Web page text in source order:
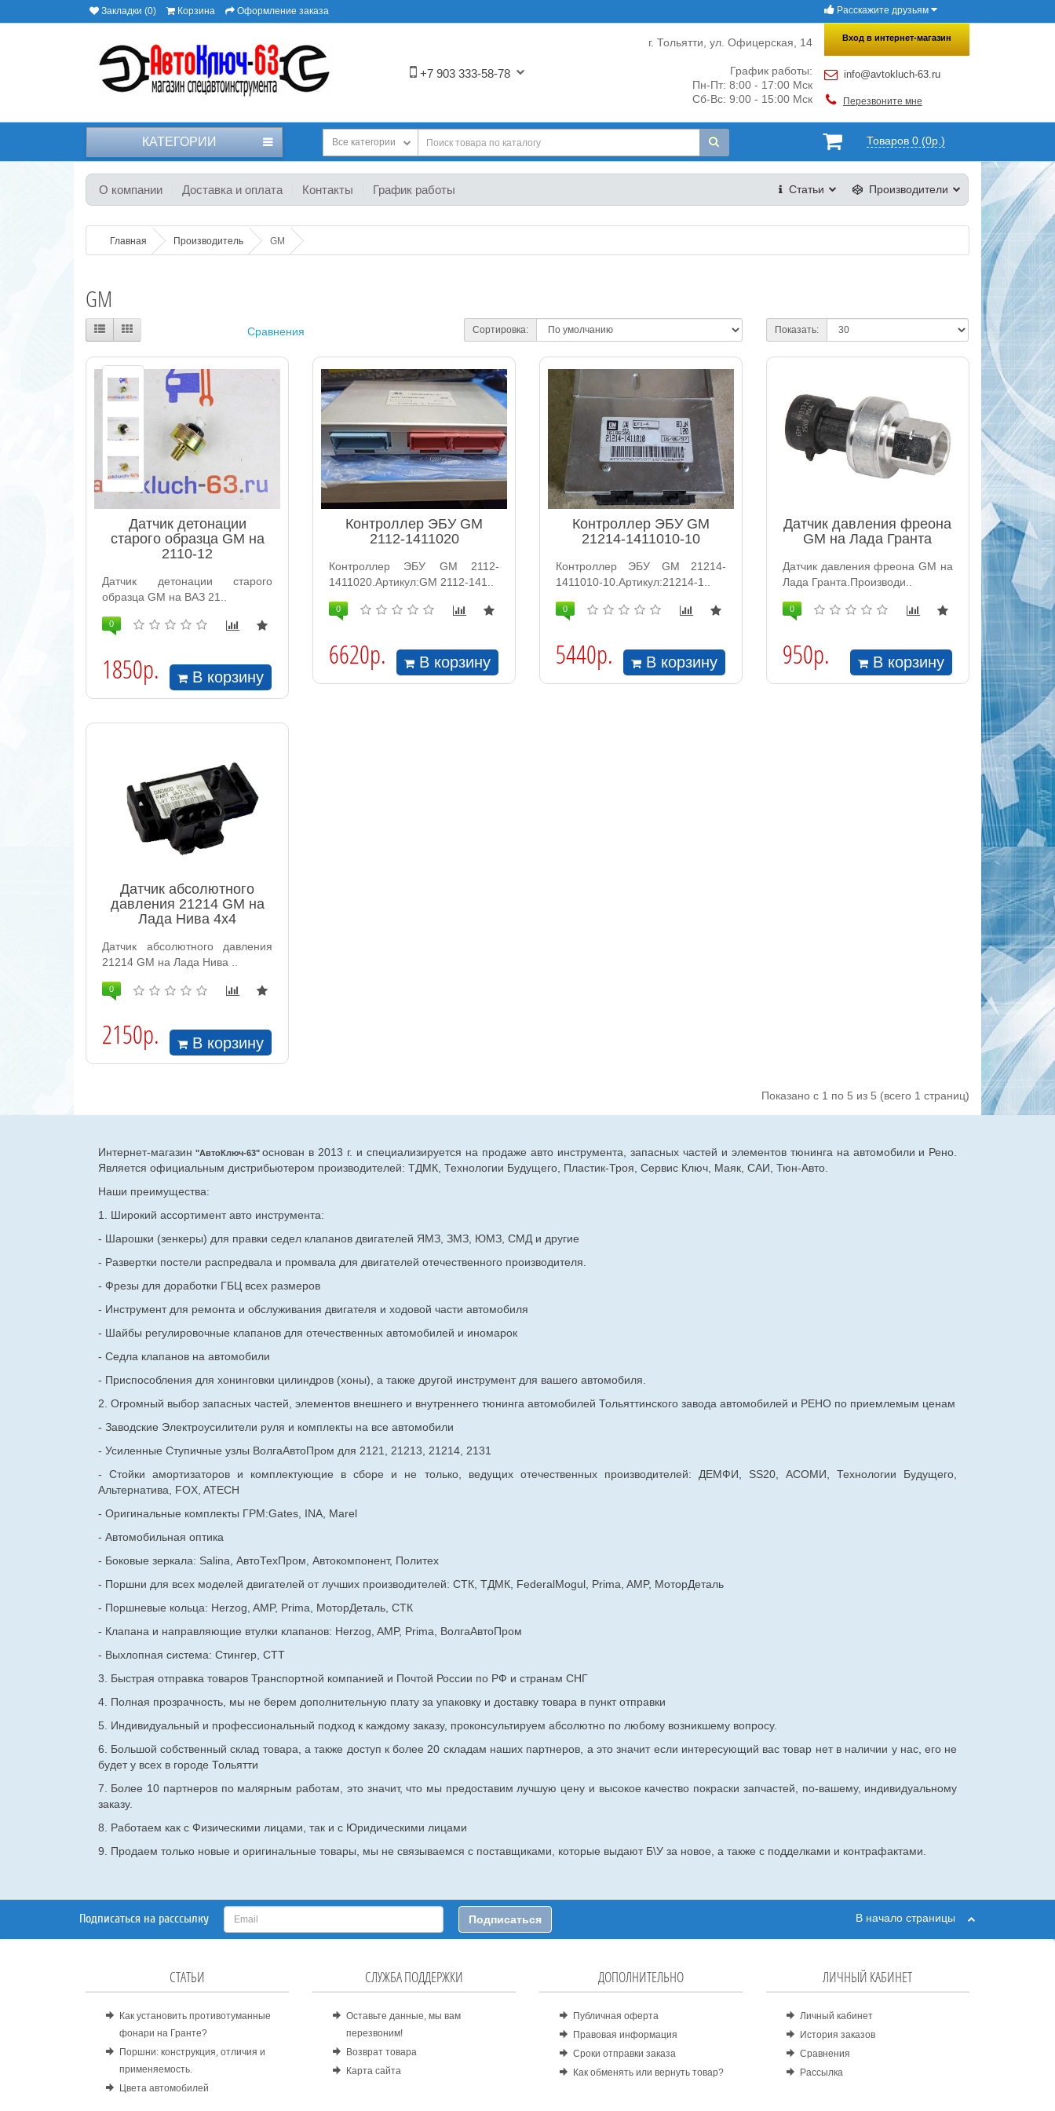
×
Закладки (0) Корзина Оформление заказа Расскажите друзьям
+7 903 333-58-78
Вход в интернет-магазин
info@avtokluch-63.ru
Перезвоните мне
г. Тольятти, ул. Офицерская, 14
График работы:
Пн-Пт: 8:00 - 17:00 Мск
Сб-Вс: 9:00 - 15:00 Мск
КАТЕГОРИИ Товаров 0 (0р.)
Все категории
О компании Доставка и оплата Контакты График работы Производители
Статьи
Главная Производитель GM
GM
Сравнения Сортировка: Показать:
Датчик детонации
старого образца GM на
2110-12
Датчик детонации старого
образца GM на ВАЗ 21..
0
1850р. В корзину
Контроллер ЭБУ GM
2112-1411020
Контроллер ЭБУ GM 2112-
1411020.Артикул:GM 2112-141..
0
6620р. В корзину
Контроллер ЭБУ GM
21214-1411010-10
Контроллер ЭБУ GM 21214-
1411010-10.Артикул:21214-1..
0
5440р. В корзину
Датчик давления фреона
GM на Лада Гранта
Датчик давления фреона GM на
Лада Гранта.Производи..
0
950р. В корзину
Датчик абсолютного
давления 21214 GM на
Лада Нива 4х4
Датчик абсолютного давления
21214 GM на Лада Нива ..
0
2150р. В корзину
Показано с 1 по 5 из 5 (всего 1 страниц)
Интернет-магазин "АвтоКлюч-63"основан в 2013 г. и специализируется на продаже авто инструмента, запасных частей и элементов тюнинга на автомобили и Рено.
Является официальным дистрибьютером производителей: ТДМК, Технологии Будущего, Пластик-Троя, Сервис Ключ, Маяк, САИ, Тюн-Авто.
Наши преимущества:
1. Широкий ассортимент авто инструмента:
- Шарошки (зенкеры) для правки седел клапанов двигателей ЯМЗ, ЗМЗ, ЮМЗ, СМД и другие
- Развертки постели распредвала и промвала для двигателей отечественного производителя.
- Фрезы для доработки ГБЦ всех размеров
- Инструмент для ремонта и обслуживания двигателя и ходовой части автомобиля
- Шайбы регулировочные клапанов для отечественныхавтомобилей и иномарок
- Седла клапанов на автомобили
- Приспособления для хонинговки цилиндров (хоны), а также другой инструмент для вашего автомобиля.
2. Огромный выбор запасных частей, элементов внешнего и внутреннего тюнинга автомобилей Тольяттинского завода автомобилей и РЕНО по приемлемым ценам
- Заводские Электроусилители руля и комплекты на все автомобили
- Усиленные Ступичные узлы ВолгаАвтоПром для 2121, 21213, 21214, 2131
- Стойки амортизаторов и комплектующие в сборе и не только, ведущих отечественных производителей: ДЕМФИ, SS20, АСОМИ, Технологии Будущего,
Альтернатива, FOX, ATECH
- Оригинальные комплекты ГРМ:Gates, INA, Marel
- Автомобильная оптика
- Боковые зеркала: Salina, АвтоТехПром, Автокомпонент, Политех
- Поршни для всех моделей двигателей от лучших производителей: СТК, ТДМК, FederalMogul, Prima, AMP, МоторДеталь
- Поршневые кольца: Herzog, AMP, Prima, МоторДеталь, СТК
- Клапана и направляющие втулки клапанов: Herzog, AMP, Prima, ВолгаАвтоПром
- Выхлопная система: Стингер, СТТ
3. Быстрая отправка товаров Транспортной компанией и Почтой России по РФ и странам СНГ
4. Полная прозрачность, мы не берем дополнительную плату за упаковку и доставку товара в пункт отправки
5. Индивидуальный и профессиональный подход к каждому заказу, проконсультируем абсолютно по любому возникшему вопросу.
6. Большой собственный склад товара, а также доступ к более 20 складам наших партнеров, а это значит если интересующий вас товар нет в наличии у нас, его не
будет у всех в городе Тольятти
7. Более 10 партнеров по малярным работам, это значит, что мы предоставим лучшую цену и высокое качество покраски запчастей, по-вашему, индивидуальному
заказу.
8. Работаем как с Физическими лицами, так и с Юридическими лицами
9. Продаем только новые и оригинальные товары, мы не связываемся с поставщиками, которые выдают Б\У за новое, а также с подделками и контрафактами.
Подписаться на расссылку Подписаться В начало страницы
СТАТЬИ
Как установить противотуманные
фонари на Гранте?
Поршни: конструкция, отличия и
применяемость.
Цвета автомобилей
СЛУЖБА ПОДДЕРЖКИ
Оставьте данные, мы вам
перезвоним!
Возврат товара
Карта сайта
ДОПОЛНИТЕЛЬНО
Публичная оферта
Правовая информация
Сроки отправки заказа
Как обменять или вернуть товар?
ЛИЧНЫЙ КАБИНЕТ
Личный кабинет
История заказов
Сравнения
Рассылка